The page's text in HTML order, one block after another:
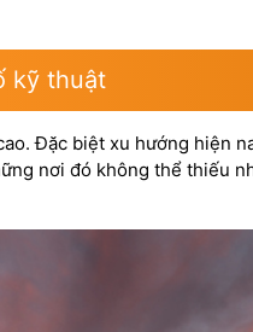
kỹ thuật
Đặc biệt xu hướng hiện
nơi đó không thể thiếu